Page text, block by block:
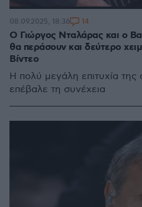
Ο Γιώργος Νταλάρας και ο
θα περάσουν και δεύτερο
Βίντεο
Η πολύ μεγάλη επιτυχία της
επέβαλε τη συνέχεια
08.09.2025, 18:36 14